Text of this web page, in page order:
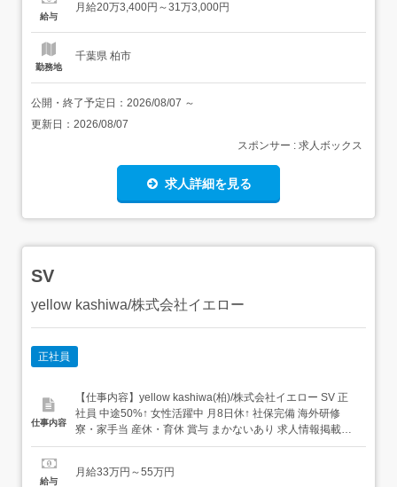
日勤専従1...
給与
月給20万3,400円～31万3,000円
勤務地
千葉県 柏市
公開・終了予定日： 2026/08/07 ～
更新日： 2026/08/07
スポンサー : 求人ボックス
求人詳細を見る
SV
yellow kashiwa/株式会社イエロー
正社員
仕事内容
【仕事内容】yellow kashiwa(柏)/株式会社イエロー SV 正
社員 中途50%↑ 女性活躍中 月8日休↑ 社保完備 海外研修
寮・家⼿当 産休・育休 賞与 まかないあり 求人情報掲載期
間:2026/07/23～2026/08/27 求人情報 店舗の特徴 月10日休
JR...
給与
月給33万円～55万円